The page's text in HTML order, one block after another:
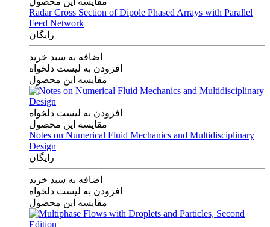
Radar Cross Section of Dipole Phased Arrays with Parallel
Feed Network
رایگان
اضافه به سبد خرید
افزودن به لیست دلخواه
مقایسه این محصول
افزودن به لیست دلخواه
مقایسه این محصول
Notes on Numerical Fluid Mechanics and Multidisciplinary
Design
رایگان
اضافه به سبد خرید
افزودن به لیست دلخواه
مقایسه این محصول